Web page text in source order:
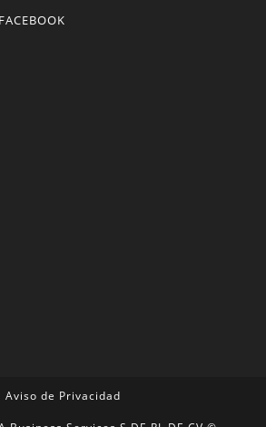
Aviso de Privacidad